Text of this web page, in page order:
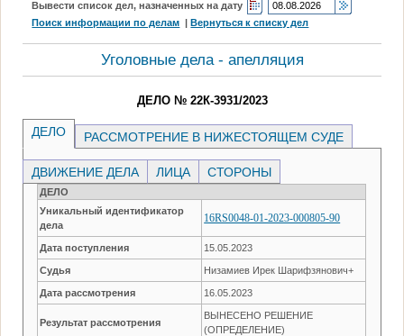
Вывести список дел, назначенных на дату
Поиск информации по делам |Вернуться к списку дел
Уголовные дела - апелляция
ДЕЛО № 22К-3931/2023
ДЕЛО РАССМОТРЕНИЕ В НИЖЕСТОЯЩЕМ СУДЕ
ДВИЖЕНИЕ ДЕЛА ЛИЦА СТОРОНЫ
ДЕЛО
Уникальный идентификатор
дела
16RS0048-01-2023-000805-90
Дата поступления 15.05.2023
Судья Низамиев Ирек Шарифзянович+
Дата рассмотрения 16.05.2023
Результат рассмотрения
ВЫНЕСЕНО РЕШЕНИЕ
(ОПРЕДЕЛЕНИЕ)